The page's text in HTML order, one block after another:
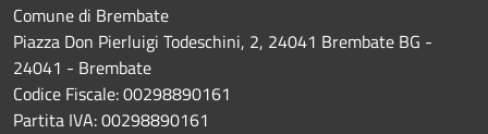
Comune di Brembate
Piazza Don Pierluigi Todeschini, 2, 24041 Brembate BG -
24041 - Brembate
Codice Fiscale: 00298890161
Partita IVA: 00298890161